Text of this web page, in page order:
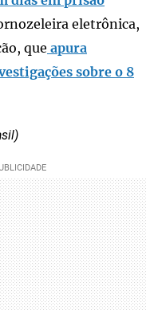
eletrônica,
que apura
sobre o 8